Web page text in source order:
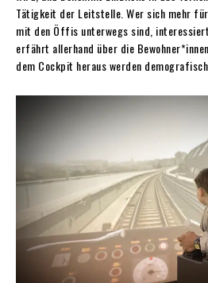
Tätigkeit der Leitstelle. Wer sich mehr
mit den Öffis unterwegs sind,
erfährt allerhand über die
dem Cockpit heraus werden